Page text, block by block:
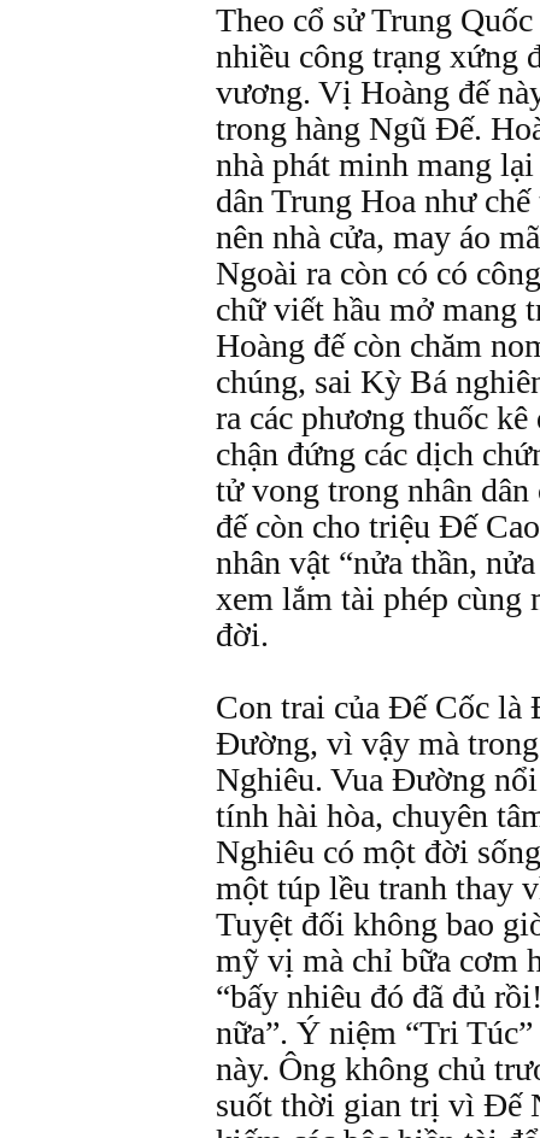
Theo cổ sử Trung
nhiều công trạng xứng
vương. Vị Hoàng đế
trong hàng Ngũ Đế.
nhà phát minh mang
dân Trung Hoa như
nên nhà cửa, may áo
Ngoài ra còn có có
chữ viết hầu mở mang
Hoàng đế còn chăm
chúng, sai Kỳ Bá
ra các phương thuốc
chận đứng các dịch
tử vong trong nhân
đế còn cho triệu Đế
nhân vật “nửa thần,
xem lắm tài phép cùng
đời.
Con trai của Đế Cốc là
Đường, vì vậy mà
Nghiêu. Vua Đường
tính hài hòa, chuyên
Nghiêu có một đời
một túp lều tranh thay
Tuyệt đối không bao
mỹ vị mà chỉ bữa cơm
“bấy nhiêu đó đã đủ
nữa”. Ý niệm “Tri
này. Ông không chủ
suốt thời gian trị vì Đế